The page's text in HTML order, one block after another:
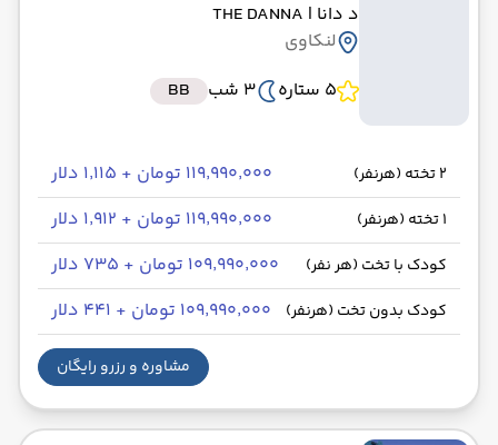
د دانا | THE DANNA
لنکاوی
5 ستاره
3 شب BB
2 تخته (هرنفر) ۱۱۹٬۹۹۰٬۰۰۰ تومان + ۱٬۱۱۵ دلار
1 تخته (هرنفر) ۱۱۹٬۹۹۰٬۰۰۰ تومان + ۱٬۹۱۲ دلار
کودک با تخت (هر نفر) ۱۰۹٬۹۹۰٬۰۰۰ تومان + ۷۳۵ دلار
کودک بدون تخت (هرنفر) ۱۰۹٬۹۹۰٬۰۰۰ تومان + ۴۴۱ دلار
مشاوره و رزرو رایگان